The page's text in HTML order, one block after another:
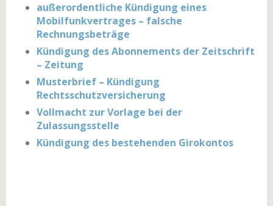
außerordentliche Kündigung eines
Mobilfunkvertrages – falsche
Rechnungsbeträge
Kündigung des Abonnements der Zeitschrift
– Zeitung
Musterbrief – Kündigung
Rechtsschutzversicherung
Vollmacht zur Vorlage bei der
Zulassungsstelle
Kündigung des bestehenden Girokontos